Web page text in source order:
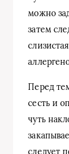
можно
затем
Перед
сесть и
чуть
следует